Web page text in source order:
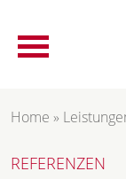
Home »
REFERENZEN